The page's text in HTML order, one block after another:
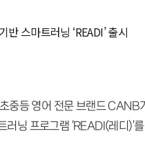
반 스마트러닝 ‘READI’ 출시
중등 영어 전문 브랜드 CANB
러닝 프로그램 ‘READI(레디)’